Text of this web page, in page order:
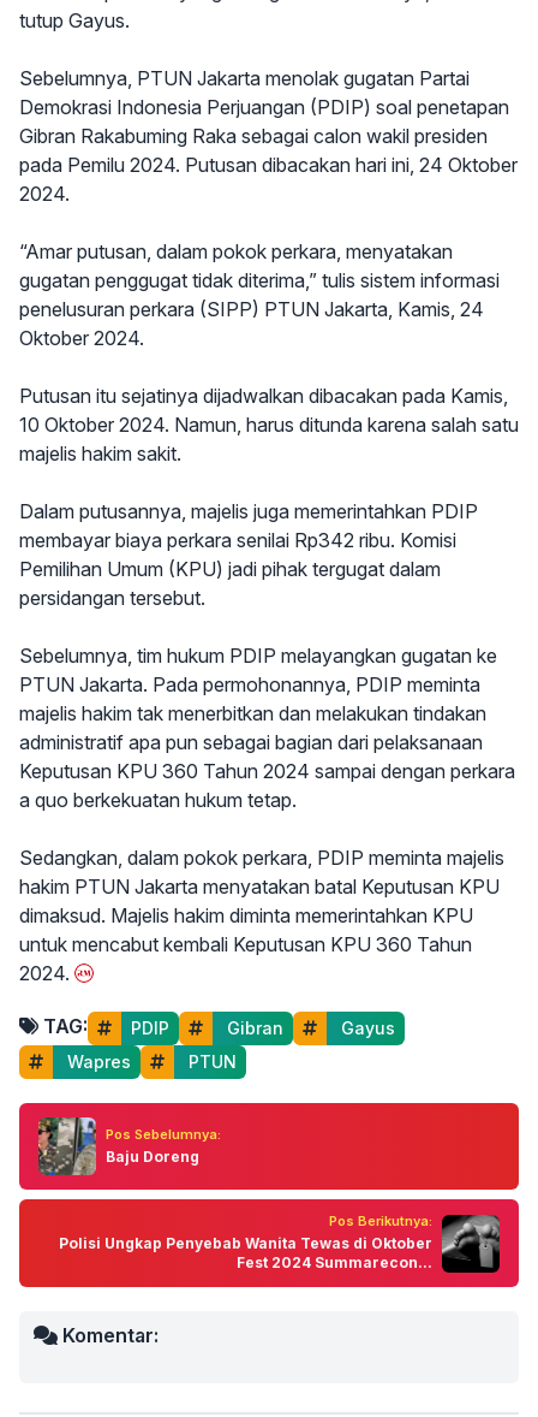
tutup Gayus.
Sebelumnya, PTUN Jakarta menolak gugatan Partai
Demokrasi Indonesia Perjuangan (PDIP) soal penetapan
Gibran Rakabuming Raka sebagai calon wakil presiden
pada Pemilu 2024. Putusan dibacakan hari ini, 24 Oktober
2024.
“Amar putusan, dalam pokok perkara, menyatakan
gugatan penggugat tidak diterima,” tulis sistem informasi
penelusuran perkara (SIPP) PTUN Jakarta, Kamis, 24
Oktober 2024.
Putusan itu sejatinya dijadwalkan dibacakan pada Kamis,
10 Oktober 2024. Namun, harus ditunda karena salah satu
majelis hakim sakit.
Dalam putusannya, majelis juga memerintahkan PDIP
membayar biaya perkara senilai Rp342 ribu. Komisi
Pemilihan Umum (KPU) jadi pihak tergugat dalam
persidangan tersebut.
Sebelumnya, tim hukum PDIP melayangkan gugatan ke
PTUN Jakarta. Pada permohonannya, PDIP meminta
majelis hakim tak menerbitkan dan melakukan tindakan
administratif apa pun sebagai bagian dari pelaksanaan
Keputusan KPU 360 Tahun 2024 sampai dengan perkara
a quo berkekuatan hukum tetap.
Sedangkan, dalam pokok perkara, PDIP meminta majelis
hakim PTUN Jakarta menyatakan batal Keputusan KPU
dimaksud. Majelis hakim diminta memerintahkan KPU
untuk mencabut kembali Keputusan KPU 360 Tahun
2024.
TAG: PDIP Gibran
Gayus
Wapres
PTUN
Pos Sebelumnya:
Baju Doreng
Pos Berikutnya:
Polisi Ungkap Penyebab Wanita Tewas di Oktober
Fest 2024 Summarecon...
Komentar: